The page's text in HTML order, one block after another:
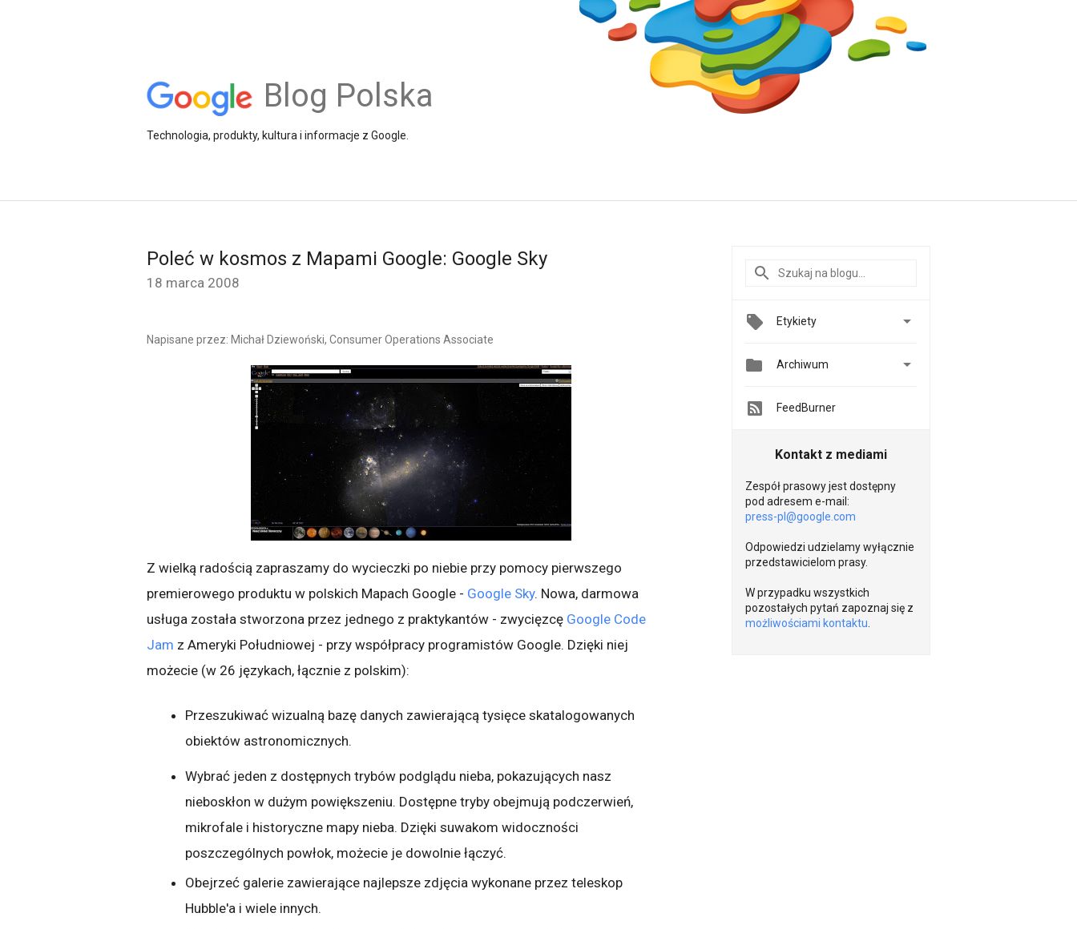
Blog Polska
Technologia, produkty, kultura i informacje z Google.
Poleć w kosmos z Mapami Google: Google Sky
18 marca 2008
Napisane przez: Michał Dziewoński, Consumer Operations Associate
Z wielką radością zapraszamy do wycieczki po niebie przy pomocy pierwszego
premierowego produktu w polskich Mapach Google - Google Sky. Nowa, darmowa
usługa została stworzona przez jednego z praktykantów - zwycięzcę Google Code
Jam z Ameryki Południowej - przy współpracy programistów Google. Dzięki niej
możecie (w 26 językach, łącznie z polskim):
Przeszukiwać wizualną bazę danych zawierającą tysięce skatalogowanych
obiektów astronomicznych.
Wybrać jeden z dostępnych trybów podglądu nieba, pokazujących nasz
nieboskłon w dużym powiększeniu. Dostępne tryby obejmują podczerwień,
mikrofale i historyczne mapy nieba. Dzięki suwakom widoczności
poszczególnych powłok, możecie je dowolnie łączyć.
Obejrzeć galerie zawierające najlepsze zdjęcia wykonane przez teleskop
Hubble'a i wiele innych.
Etykiety 
 Archiwum 
FeedBurner
Kontakt z mediami
Zespół prasowy jest dostępny
pod adresem e-mail:
press-pl@google.com
Odpowiedzi udzielamy wyłącznie
przedstawicielom prasy.
W przypadku wszystkich
pozostałych pytań zapoznaj się z
możliwościami kontaktu